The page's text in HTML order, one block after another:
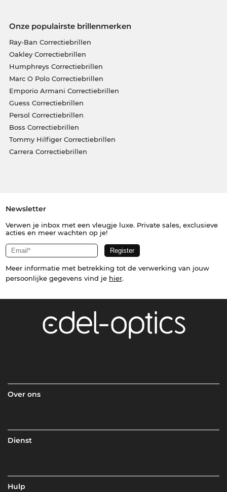
Onze populairste brillenmerken
Ray-Ban Correctiebrillen
Oakley Correctiebrillen
Humphreys Correctiebrillen
Marc O Polo Correctiebrillen
Emporio Armani Correctiebrillen
Guess Correctiebrillen
Persol Correctiebrillen
Boss Correctiebrillen
Tommy Hilfiger Correctiebrillen
Carrera Correctiebrillen
Newsletter
Verwen je inbox met een vleugje luxe. Private sales, exclusieve
acties en meer wachten op je!
Meer informatie met betrekking tot de verwerking van jouw
persoonlijke gegevens vind je hier.
Over ons
Dienst
Hulp